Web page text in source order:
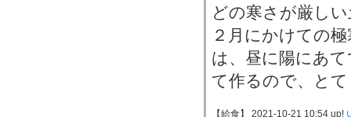
どの寒さが厳し
２月にかけての
は、昼に陽にあ
て作るので、と
【給食】 2021-10-21 10:54 up!